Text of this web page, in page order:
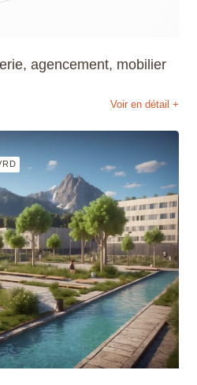
agencement, mobilier
Voir en détail +